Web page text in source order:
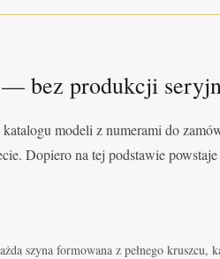
bez produkcji
modeli z numerami do
Dopiero na tej podstawie
szyna formowana z pełnego kruszcu,